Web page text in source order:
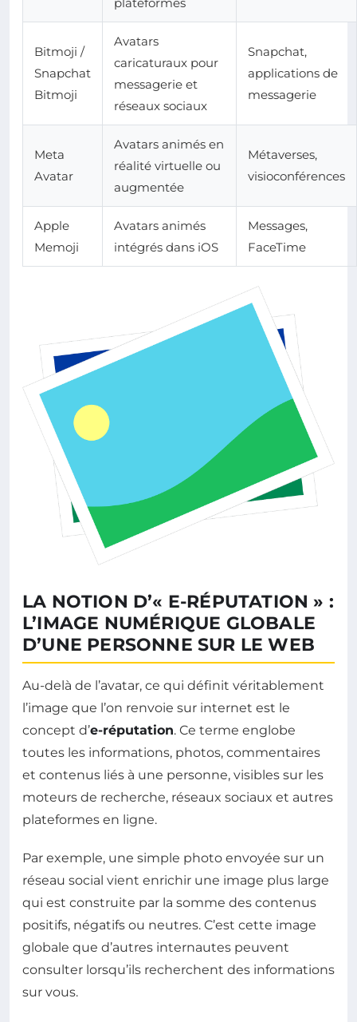
plateformes
Bitmoji /
Snapchat
Bitmoji
Avatars
caricaturaux pour
messagerie et
réseaux sociaux
Snapchat,
applications de
messagerie
Meta
Avatar
Avatars animés en
réalité virtuelle ou
augmentée
Métaverses,
visioconférences
Apple
Memoji
Avatars animés
intégrés dans iOS
Messages,
FaceTime
LA NOTION D’« E-RÉPUTATION » :
L’IMAGE NUMÉRIQUE GLOBALE
D’UNE PERSONNE SUR LE WEB
Au-delà de l’avatar, ce qui définit véritablement
l’image que l’on renvoie sur internet est le
concept d’e-réputation. Ce terme englobe
toutes les informations, photos, commentaires
et contenus liés à une personne, visibles sur les
moteurs de recherche, réseaux sociaux et autres
plateformes en ligne.
Par exemple, une simple photo envoyée sur un
réseau social vient enrichir une image plus large
qui est construite par la somme des contenus
positifs, négatifs ou neutres. C’est cette image
globale que d’autres internautes peuvent
consulter lorsqu’ils recherchent des informations
sur vous.